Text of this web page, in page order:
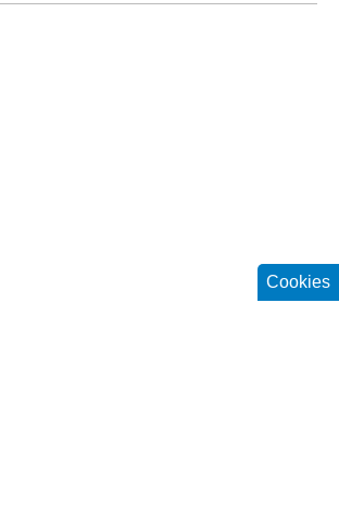
Cookies